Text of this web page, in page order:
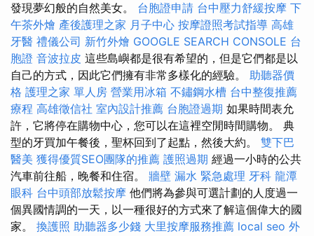
發現夢幻般的自然美女。 台胞證申請 台中壓力舒緩按摩 下
午茶外燴 產後護理之家 月子中心 按摩證照考試指導 高雄
牙醫 禮儀公司 新竹外燴 GOOGLE SEARCH CONSOLE 台
胞證 音波拉皮 這些島嶼都是很有希望的，但是它們都是以
自己的方式，因此它們擁有非常多樣化的經驗。 助聽器價
格 護理之家 單人房 營業用冰箱 不鏽鋼水槽 台中整復推薦
療程 高雄徵信社 室內設計推薦 台胞證過期 如果時間表允
許，它將停在購物中心，您可以在這裡空閒時間購物。 典
型的牙買加午餐後，聖杯回到了起點，然後大約。 雙下巴
醫美 獲得優質SEO團隊的推薦 護照過期 經過一小時的公共
汽車前往船，晚餐和住宿。 牆壁 漏水 緊急處理 牙科 龍潭
眼科 台中頭部放鬆按摩 他們將為參與可選計劃的人度過一
個異國情調的一天，以一種很好的方式來了解這個偉大的國
家。 換護照 助聽器多少錢 大里按摩服務推薦 local seo 外